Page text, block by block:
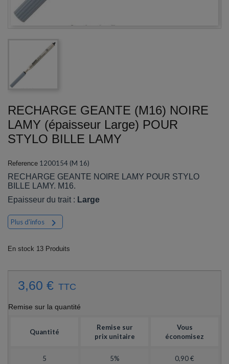
RECHARGE GEANTE (M16) NOIRE
LAMY (épaisseur Large) POUR
STYLO BILLE LAMY
Reference 1200154 (M 16)
RECHARGE GEANTE NOIRE LAMY POUR STYLO
BILLE LAMY. M16.
Epaisseur du trait : Large
Plus d'infos 
En stock 13 Produits
3,60 € TTC
Remise sur la quantité
Quantité
Remise sur
prix unitaire
Vous
économisez
5 5% 0,90 €